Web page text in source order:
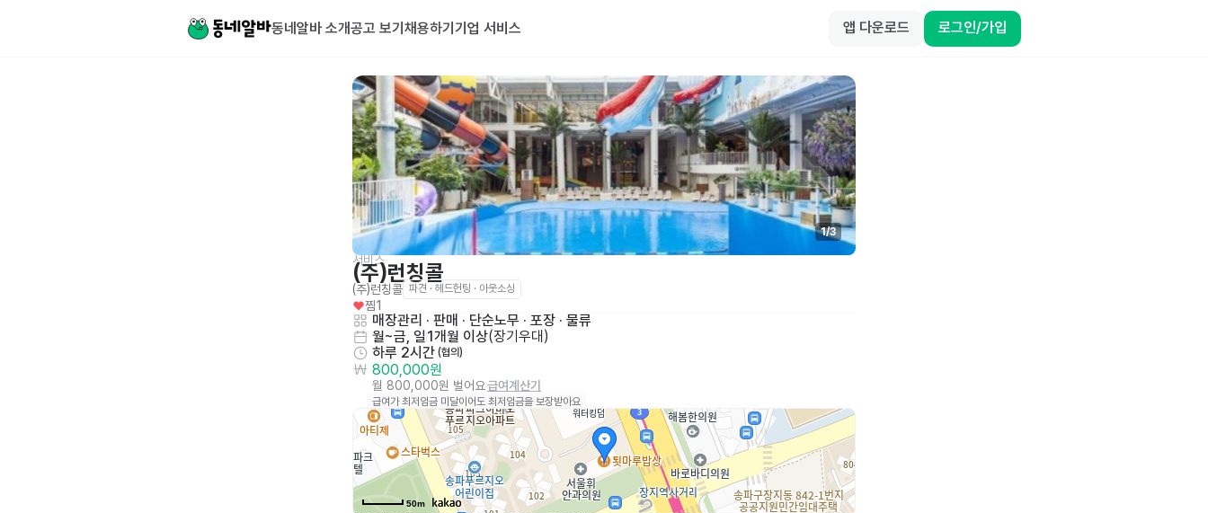
동네알바 소개공고 보기 채용하기 기업 서비스 앱 다운로드 로그인/가입
1/3
서비스
(주)런칭콜
(주)런칭콜 파견 · 헤드헌팅 · 아웃소싱
찜1
매장관리 · 판매 · 단순노무 · 포장 · 물류
월~금, 일 1개월 이상(장기우대 )
하루 2시간 (협의)
800,000원
월 800,000원 벌어요급여계산기
급여가 최저임금 미달이어도 최저임금을 보장받아요
50m